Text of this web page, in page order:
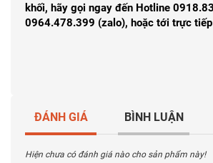
khối, hãy gọi ngay đến Hotline
0964.478.399 (zalo), hoặc tới trực
ĐÁNH GIÁ BÌNH LUẬN
Hiện chưa có đánh giá nào cho sản phẩm này!